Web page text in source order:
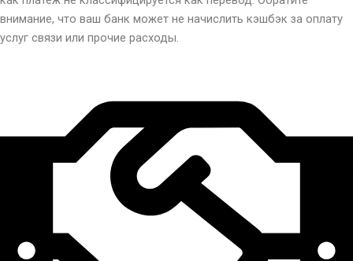
внимание, что ваш банк может не начислить кэшбэк за оплату
услуг связи или прочие расходы.